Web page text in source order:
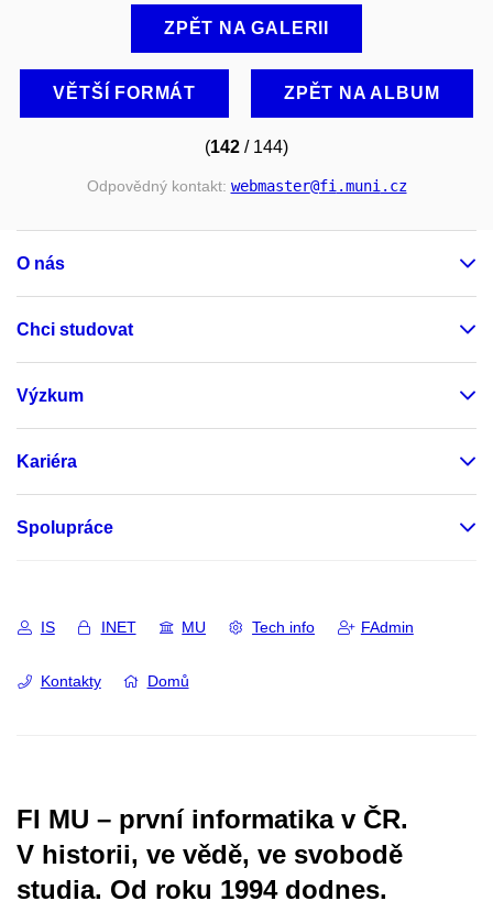
ZPĚT NA GALERII
VĚTŠÍ FORMÁT ZPĚT NA ALBUM
(142 / 144)
Odpovědný kontakt: webmaster@fi.muni.cz
O nás
Chci studovat
Výzkum
Kariéra
Spolupráce
IS INET MU Tech info FAdmin
Kontakty Domů
FI MU – první informatika v ČR.
V historii, ve vědě, ve svobodě
studia. Od roku 1994 dodnes.